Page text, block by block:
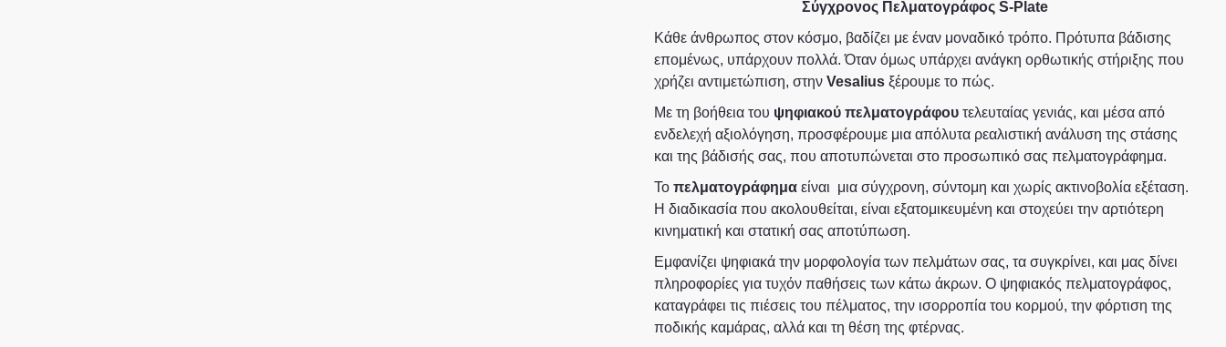
Σύγχρονος Πελματογράφος S-Plate
Κάθε άνθρωπος στον κόσμο, βαδίζει με έναν μοναδικό τρόπο. Πρότυπα βάδισης
επομένως, υπάρχουν πολλά. Όταν όμως υπάρχει ανάγκη ορθωτικής στήριξης που
χρήζει αντιμετώπιση, στην Vesaliusξέρουμε το πώς.
Με τη βοήθεια του ψηφιακού πελματογράφουτελευταίας γενιάς, και μέσα από
ενδελεχή αξιολόγηση, προσφέρουμε μια απόλυτα ρεαλιστική ανάλυση της στάσης
και της βάδισής σας, που αποτυπώνεται στο προσωπικό σας πελματογράφημα.
Το πελματογράφημαείναι μια σύγχρονη, σύντομη και χωρίς ακτινοβολία εξέταση.
Η διαδικασία που ακολουθείται, είναι εξατομικευμένη και στοχεύει την αρτιότερη
κινηματική και στατική σας αποτύπωση.
Εμφανίζει ψηφιακά την μορφολογία των πελμάτων σας, τα συγκρίνει, και μας δίνει
πληροφορίες για τυχόν παθήσεις των κάτω άκρων. Ο ψηφιακός πελματογράφος,
καταγράφει τις πιέσεις του πέλματος, την ισορροπία του κορμού, την φόρτιση της
ποδικής καμάρας, αλλά και τη θέση της φτέρνας.